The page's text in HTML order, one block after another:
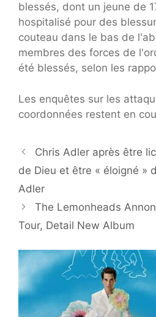
blessés, dont un jeune de
hospitalisé pour des
couteau dans le bas de
membres des forces de
été blessés, selon les
Les enquêtes sur les
coordonnées restent en
Chris Adler après être
de Dieu et être « éloigné »
Adler
The Lemonheads
Tour, Detail New Album